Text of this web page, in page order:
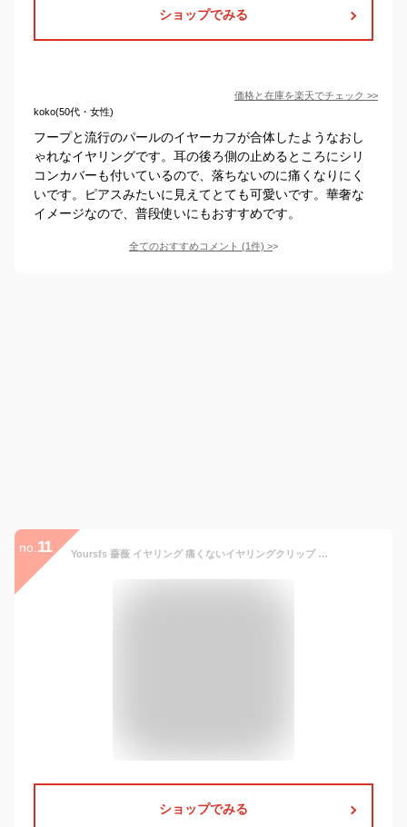
ショップでみる
価格と在庫を楽天でチェック >>
koko(50代・女性)
フープと流行のパールのイヤーカフが合体したようなおし
ゃれなイヤリングです。耳の後ろ側の止めるところにシリ
コンカバーも付いているので、落ちないのに痛くなりにく
いです。ピアスみたいに見えてとても可愛いです。華奢な
イメージなので、普段使いにもおすすめです。
全てのおすすめコメント (1件) >
no. 11 Yoursfs 薔薇 イヤリング 痛くないイヤリングクリップ レディース おしゃれ 白い バラ 花 エナメル 18k ピンクゴールド イヤリング 女性 ピアス プレゼント
ショップでみる